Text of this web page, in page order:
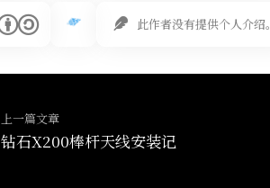
此作者没有提供个人介绍。
上一篇文章
钻石X200棒杆天线安装记